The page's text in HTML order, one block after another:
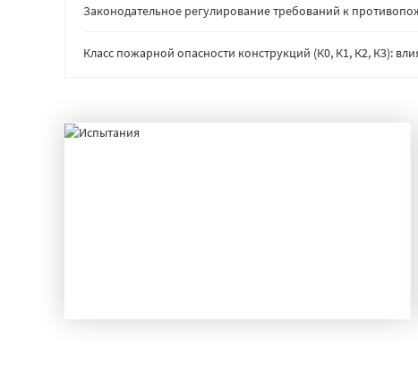
Законодательное регулирование требований к
Класс пожарной опасности конструкций (К0, К1, К2, К3):